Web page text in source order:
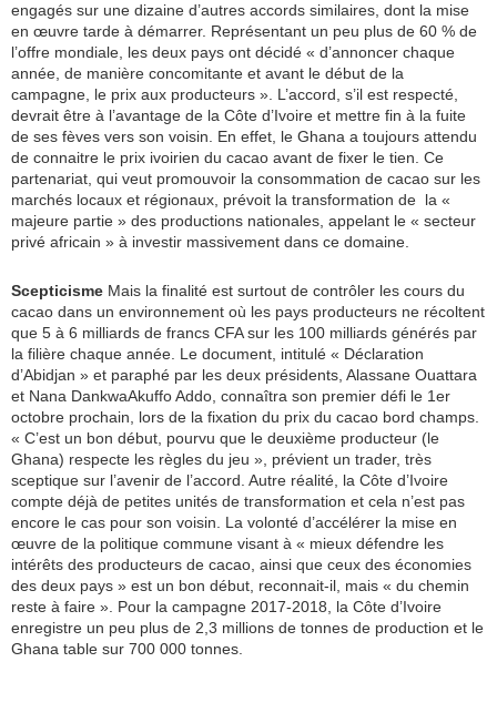
engagés sur une dizaine d’autres accords similaires, dont la mise
en œuvre tarde à démarrer. Représentant un peu plus de 60 % de
l’offre mondiale, les deux pays ont décidé « d’annoncer chaque
année, de manière concomitante et avant le début de la
campagne, le prix aux producteurs ». L’accord, s’il est respecté,
devrait être à l’avantage de la Côte d’Ivoire et mettre fin à la fuite
de ses fèves vers son voisin. En effet, le Ghana a toujours attendu
de connaitre le prix ivoirien du cacao avant de fixer le tien. Ce
partenariat, qui veut promouvoir la consommation de cacao sur les
marchés locaux et régionaux, prévoit la transformation de la «
majeure partie » des productions nationales, appelant le « secteur
privé africain » à investir massivement dans ce domaine.
Scepticisme Mais la finalité est surtout de contrôler les cours du
cacao dans un environnement où les pays producteurs ne récoltent
que 5 à 6 milliards de francs CFA sur les 100 milliards générés par
la filière chaque année. Le document, intitulé « Déclaration
d’Abidjan » et paraphé par les deux présidents, Alassane Ouattara
et Nana DankwaAkuffo Addo, connaîtra son premier défi le 1er
octobre prochain, lors de la fixation du prix du cacao bord champs.
« C’est un bon début, pourvu que le deuxième producteur (le
Ghana) respecte les règles du jeu », prévient un trader, très
sceptique sur l’avenir de l’accord. Autre réalité, la Côte d’Ivoire
compte déjà de petites unités de transformation et cela n’est pas
encore le cas pour son voisin. La volonté d’accélérer la mise en
œuvre de la politique commune visant à « mieux défendre les
intérêts des producteurs de cacao, ainsi que ceux des économies
des deux pays » est un bon début, reconnait-il, mais « du chemin
reste à faire ». Pour la campagne 2017-2018, la Côte d’Ivoire
enregistre un peu plus de 2,3 millions de tonnes de production et le
Ghana table sur 700 000 tonnes.